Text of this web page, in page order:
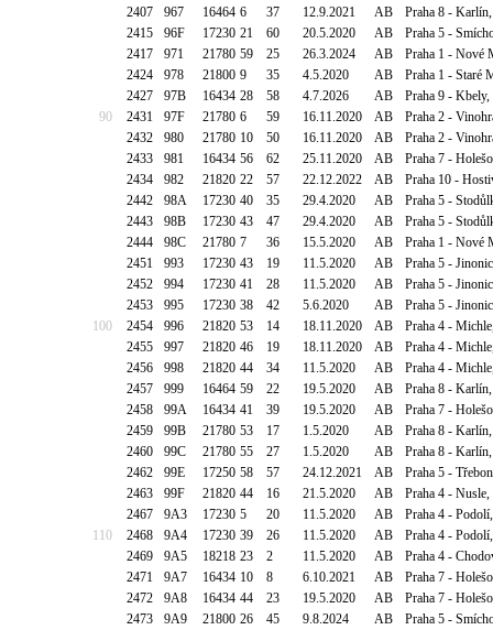
2407
967 16464 6 37 12.9.2021 AB
Praha 8 -
2415
96F 17230 21 60 20.5.2020 AB
Praha 5 -
2417
971 21780 59 25 26.3.2024 AB
Praha 1 - Nové
2424
978 21800 9 35 4.5.2020 AB
Praha 1 - Staré
2427
97B 16434 28 58 4.7.2026 AB
Praha 9 - Kbely,
90
2431 97F 21780 6 59 16.11.2020 AB
Praha 2 -
2432
980 21780 10 50 16.11.2020 AB
Praha 2 -
2433
981 16434 56 62 25.11.2020 AB
Praha 7 -
2434
982 21820 22 57 22.12.2022 AB
Praha 10 -
2442
98A 17230 40 35 29.4.2020 AB
Praha 5 -
2443
98B 17230 43 47 29.4.2020 AB
Praha 5 -
2444
98C 21780 7 36 15.5.2020 AB
Praha 1 - Nové
2451
993 17230 43 19 11.5.2020 AB
Praha 5 -
2452
994 17230 41 28 11.5.2020 AB
Praha 5 -
2453
995 17230 38 42 5.6.2020 AB
Praha 5 -
100
2454 996 21820 53 14 18.11.2020 AB
Praha 4 -
2455
997 21820 46 19 18.11.2020 AB
Praha 4 -
2456
998 21820 44 34 11.5.2020 AB
Praha 4 -
2457
999 16464 59 22 19.5.2020 AB
Praha 8 -
2458
99A 16434 41 39 19.5.2020 AB
Praha 7 -
2459
99B 21780 53 17 1.5.2020 AB
Praha 8 -
2460
99C 21780 55 27 1.5.2020 AB
Praha 8 -
2462
99E 17250 58 57 24.12.2021 AB
Praha 5 -
2463
99F 21820 44 16 21.5.2020 AB
Praha 4 -
2467
9A3 17230 5 20 11.5.2020 AB
Praha 4 -
110
2468 9A4 17230 39 26 11.5.2020 AB
Praha 4 -
2469
9A5 18218 23 2 11.5.2020 AB
Praha 4 -
2471
9A7 16434 10 8 6.10.2021 AB
Praha 7 -
2472
9A8 16434 44 23 19.5.2020 AB
Praha 7 -
2473
9A9 21800 26 45 9.8.2024 AB
Praha 5 -